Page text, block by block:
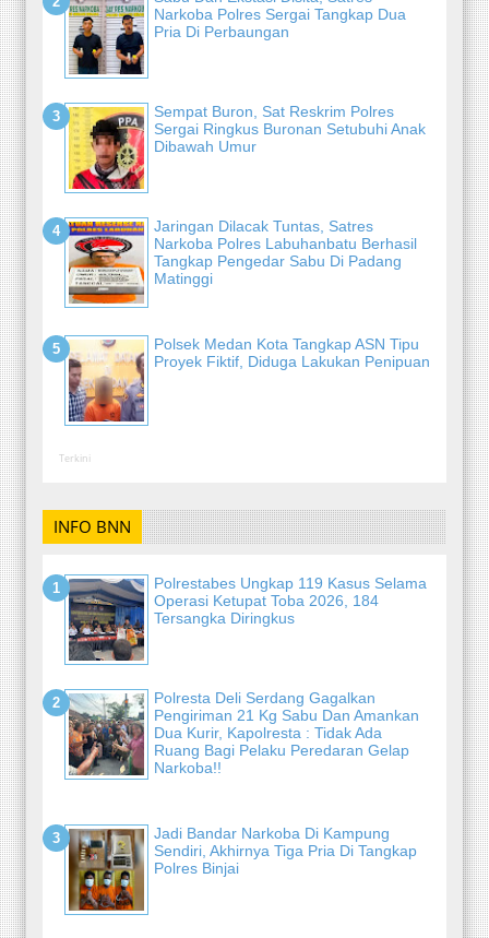
Narkoba Polres Sergai Tangkap Dua
Pria Di Perbaungan
Sempat Buron, Sat Reskrim Polres
Sergai Ringkus Buronan Setubuhi Anak
Dibawah Umur
Jaringan Dilacak Tuntas, Satres
Narkoba Polres Labuhanbatu Berhasil
Tangkap Pengedar Sabu Di Padang
Matinggi
Polsek Medan Kota Tangkap ASN Tipu
Proyek Fiktif, Diduga Lakukan Penipuan
Terkini
INFO BNN
Polrestabes Ungkap 119 Kasus Selama
Operasi Ketupat Toba 2026, 184
Tersangka Diringkus
Polresta Deli Serdang Gagalkan
Pengiriman 21 Kg Sabu Dan Amankan
Dua Kurir, Kapolresta : Tidak Ada
Ruang Bagi Pelaku Peredaran Gelap
Narkoba!!
Jadi Bandar Narkoba Di Kampung
Sendiri, Akhirnya Tiga Pria Di Tangkap
Polres Binjai